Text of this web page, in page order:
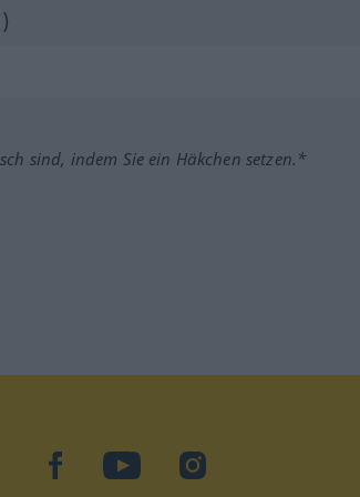
sind, indem Sie ein Häkchen setzen.*
facebookYouTubeInstagram